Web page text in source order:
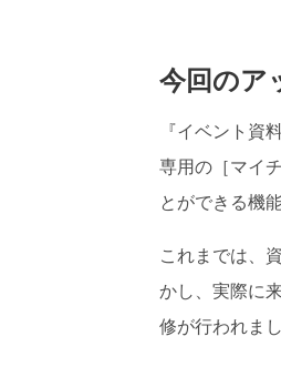
今回のア
『イベント資
専用の［マイ
とができる機能
これまでは、
かし、実際に
修が行われまし